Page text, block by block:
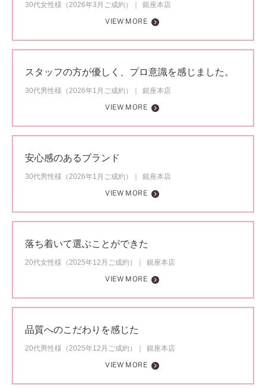
30代女性様（2026年3月ご成約）
銀座本店
VIEW MORE
スタッフの方が優しく、プロ意識を感じました。
30代男性様（2026年1月ご成約）
銀座本店
VIEW MORE
安心感のあるブランド
30代男性様（2026年1月ご成約）
銀座本店
VIEW MORE
落ち着いて選ぶことができた
20代女性様（2025年12月ご成約）
銀座本店
VIEW MORE
品質へのこだわりを感じた
20代男性様（2025年12月ご成約）
銀座本店
VIEW MORE